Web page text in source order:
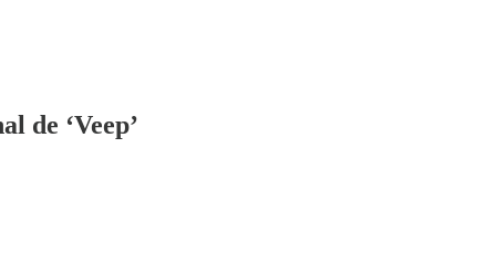
de ‘Veep’